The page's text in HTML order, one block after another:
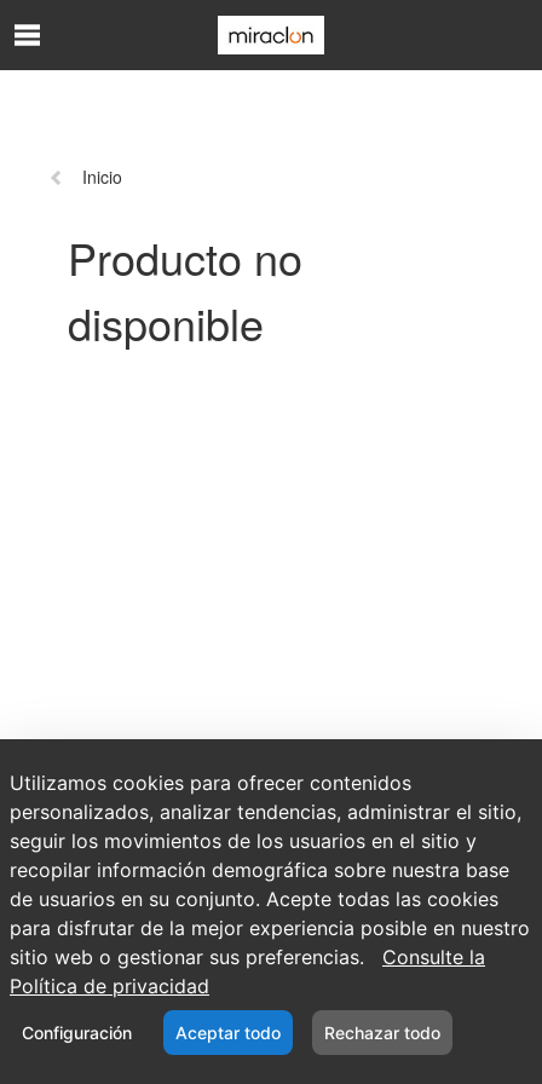
Saltar al contenido principal
Página
Inicio
Producto no
disponible
Utilizamos cookies para ofrecer contenidos
personalizados, analizar tendencias, administrar el sitio,
seguir los movimientos de los usuarios en el sitio y
recopilar información demográfica sobre nuestra base
de usuarios en su conjunto. Acepte todas las cookies
para disfrutar de la mejor experiencia posible en nuestro
sitio web o gestionar sus preferencias.
Consulte la
Política de privacidad
Configuración Aceptar todo Rechazar todo